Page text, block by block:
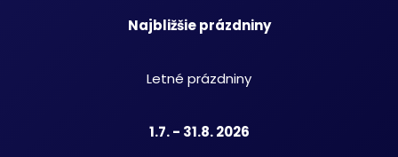
Najbližšie prázdniny
Letné prázdniny
1.7. - 31.8. 2026